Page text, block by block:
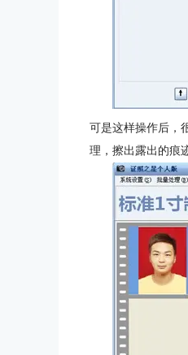
可是这样操作后，
理，擦出露出的痕